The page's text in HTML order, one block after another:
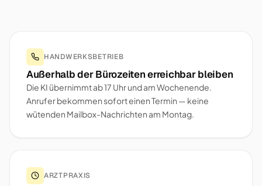
HANDWERKSBETRIEB
Außerhalb der Bürozeiten erreichbar bleiben
Die KI übernimmt ab 17 Uhr und am Wochenende.
Anrufer bekommen sofort einen Termin — keine
wütenden Mailbox-Nachrichten am Montag.
ARZTPRAXIS